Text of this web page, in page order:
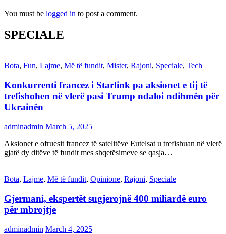
You must be logged in to post a comment.
SPECIALE
Bota, Fun, Lajme, Më të fundit, Mister, Rajoni, Speciale, Tech
Konkurrenti francez i Starlink pa aksionet e tij të
trefishohen në vlerë pasi Trump ndaloi ndihmën për
Ukrainën
adminadmin March 5, 2025
Aksionet e ofruesit francez të satelitëve Eutelsat u trefishuan në vlerë
gjatë dy ditëve të fundit mes shqetësimeve se qasja…
Bota, Lajme, Më të fundit, Opinione, Rajoni, Speciale
Gjermani, ekspertët sugjerojnë 400 miliardë euro
për mbrojtje
adminadmin March 4, 2025